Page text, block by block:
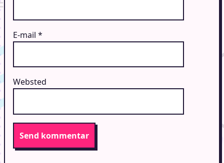
E-mail *
Websted